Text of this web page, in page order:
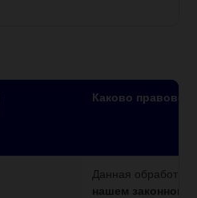
Каково правовое
Данная обработка
нашем законном